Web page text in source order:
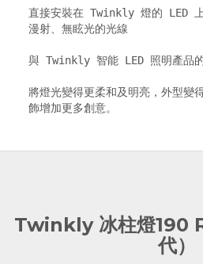
直接安裝在 Twinkly 燈的 LED 上
漫射、無眩光的光線
與 Twinkly 智能 LED 照明產品的
將燈光變得更柔和及明亮，外型變
飾增加更多創意。
Twinkly 冰柱燈190
代）